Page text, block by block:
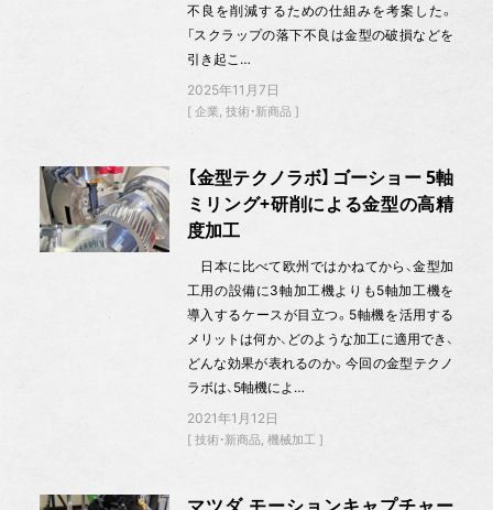
不良を削減するための仕組みを考案した。
「スクラップの落下不良は金型の破損などを
引き起こ…
2025年11月7日
企業 技術・新商品
【金型テクノラボ】ゴーショー 5軸
ミリング+研削による金型の高精
度加工
日本に比べて欧州ではかねてから、金型加
工用の設備に3軸加工機よりも5軸加工機を
導入するケースが目立つ。5軸機を活用する
メリットは何か、どのような加工に適用でき、
どんな効果が表れるのか。今回の金型テクノ
ラボは、5軸機によ…
2021年1月12日
技術・新商品 機械加工